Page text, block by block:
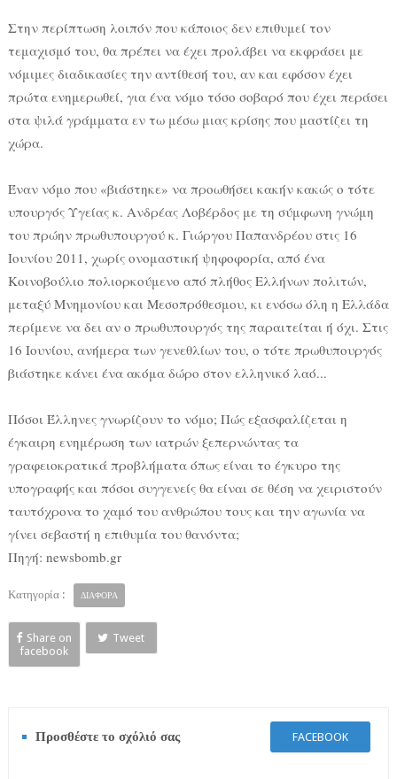
Στην περίπτωση λοιπόν που κάποιος δεν επιθυμεί τον
τεμαχισμό του, θα πρέπει να έχει προλάβει να εκφράσει με
νόμιμες διαδικασίες την αντίθεσή του, αν και εφόσον έχει
πρώτα ενημερωθεί, για ένα νόμο τόσο σοβαρό που έχει περάσει
στα ψιλά γράμματα εν τω μέσω μιας κρίσης που μαστίζει τη
χώρα.
Έναν νόμο που «βιάστηκε» να προωθήσει κακήν κακώς ο τότε
υπουργός Υγείας κ. Ανδρέας Λοβέρδος με τη σύμφωνη γνώμη
του πρώην πρωθυπουργού κ. Γιώργου Παπανδρέου στις 16
Ιουνίου 2011, χωρίς ονομαστική ψηφοφορία, από ένα
Κοινοβούλιο πολιορκούμενο από πλήθος Ελλήνων πολιτών,
μεταξύ Μνημονίου και Μεσοπρόθεσμου, κι ενόσω όλη η Ελλάδα
περίμενε να δει αν ο πρωθυπουργός της παραιτείται ή όχι. Στις
16 Ιουνίου, ανήμερα των γενεθλίων του, ο τότε πρωθυπουργός
βιάστηκε κάνει ένα ακόμα δώρο στον ελληνικό λαό...
Πόσοι Έλληνες γνωρίζουν το νόμο; Πώς εξασφαλίζεται η
έγκαιρη ενημέρωση των ιατρών ξεπερνώντας τα
γραφειοκρατικά προβλήματα όπως είναι το έγκυρο της
υπογραφής και πόσοι συγγενείς θα είναι σε θέση να χειριστούν
ταυτόχρονα το χαμό του ανθρώπου τους και την αγωνία να
γίνει σεβαστή η επιθυμία του θανόντα;
Πηγή: newsbomb.gr
Κατηγορία : ΔΙΑΦΟΡΑ
Share on
facebook
Tweet
Προσθέστε το σχόλιό σας FACEBOOK